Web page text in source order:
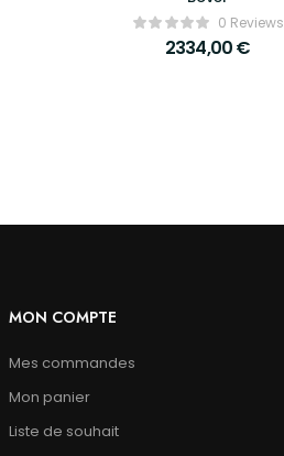
0 Reviews
2334,00€
MON COMPTE
Mes commandes
Mon panier
Liste de souhait